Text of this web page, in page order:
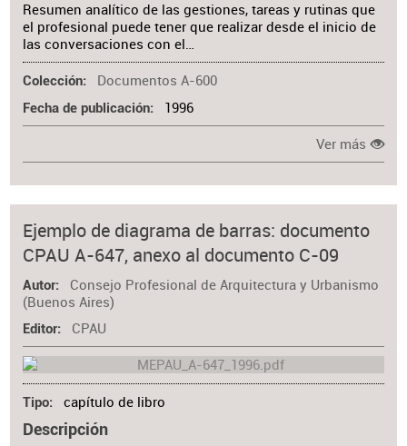
Resumen analítico de las gestiones, tareas y rutinas que
el profesional puede tener que realizar desde el inicio de
las conversaciones con el…
Colección Documentos A-600
Fecha de publicación 1996
Ver más
Ejemplo de diagrama de barras: documento
CPAU A-647, anexo al documento C-09
Autor
Consejo Profesional de Arquitectura y Urbanismo
(Buenos Aires)
Editor CPAU
Tipo capítulo de libro
Descripción